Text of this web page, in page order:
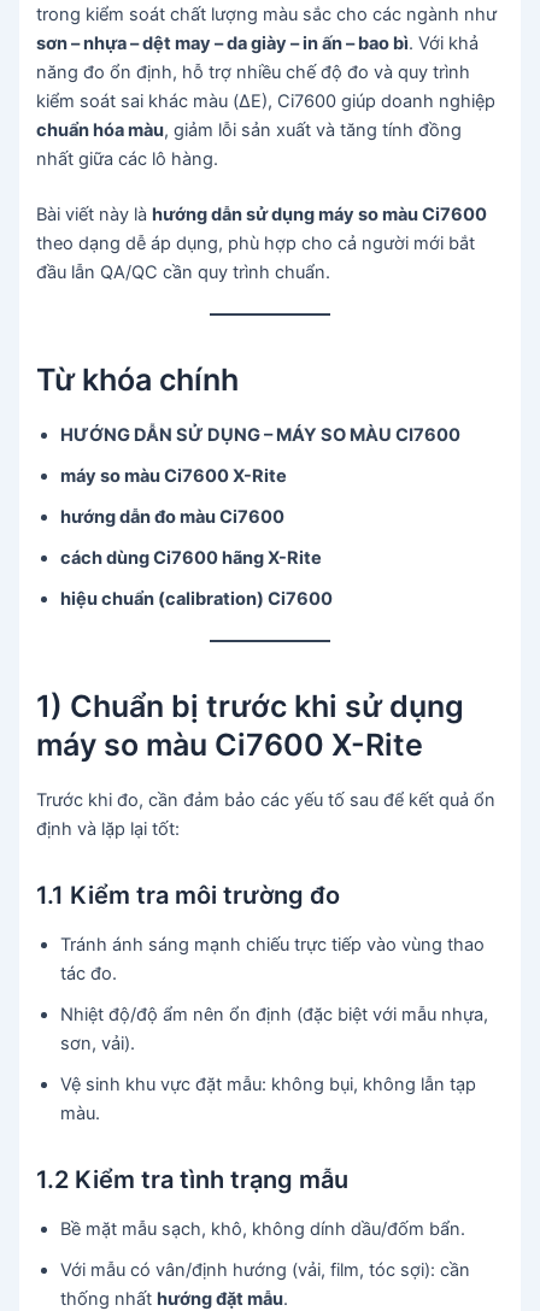
trong kiểm soát chất lượng màu sắc cho các ngành như
sơn – nhựa – dệt may – da giày – in ấn – bao bì. Với khả
năng đo ổn định, hỗ trợ nhiều chế độ đo và quy trình
kiểm soát sai khác màu (ΔE), Ci7600 giúp doanh nghiệp
chuẩn hóa màu, giảm lỗi sản xuất và tăng tính đồng
nhất giữa các lô hàng.
Bài viết này làhướng dẫn sử dụng máy so màu Ci7600
theo dạng dễ áp dụng, phù hợp cho cả người mới bắt
đầu lẫn QA/QC cần quy trình chuẩn.
Từ khóa chính
HƯỚNG DẪN SỬ DỤNG – MÁY SO MÀU CI7600
máy so màu Ci7600 X-Rite
hướng dẫn đo màu Ci7600
cách dùng Ci7600 hãng X-Rite
hiệu chuẩn (calibration) Ci7600
1) Chuẩn bị trước khi sử dụng
máy so màu Ci7600 X-Rite
Trước khi đo, cần đảm bảo các yếu tố sau để kết quả ổn
định và lặp lại tốt:
1.1 Kiểm tra môi trường đo
Tránh ánh sáng mạnh chiếu trực tiếp vào vùng thao
tác đo.
Nhiệt độ/độ ẩm nên ổn định (đặc biệt với mẫu nhựa,
sơn, vải).
Vệ sinh khu vực đặt mẫu: không bụi, không lẫn tạp
màu.
1.2 Kiểm tra tình trạng mẫu
Bề mặt mẫu sạch, khô, không dính dầu/đốm bẩn.
Với mẫu có vân/định hướng (vải, film, tóc sợi): cần
thống nhấthướng đặt mẫu.